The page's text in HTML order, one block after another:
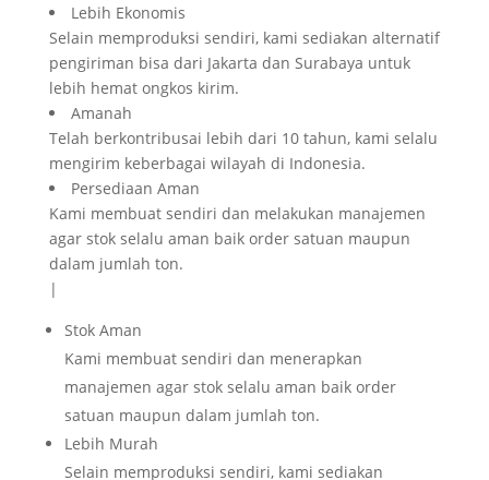
Lebih Ekonomis
Selain memproduksi sendiri, kami sediakan alternatif
pengiriman bisa dari Jakarta dan Surabaya untuk
lebih hemat ongkos kirim.
Amanah
Telah berkontribusai lebih dari 10 tahun, kami selalu
mengirim keberbagai wilayah di Indonesia.
Persediaan Aman
Kami membuat sendiri dan melakukan manajemen
agar stok selalu aman baik order satuan maupun
dalam jumlah ton.
|
Stok Aman
Kami membuat sendiri dan menerapkan
manajemen agar stok selalu aman baik order
satuan maupun dalam jumlah ton.
Lebih Murah
Selain memproduksi sendiri, kami sediakan